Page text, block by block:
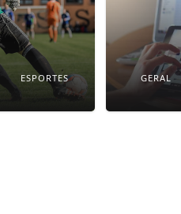
ESPORTES GERAL